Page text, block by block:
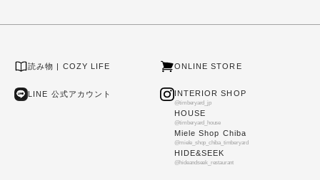
読み物 | COZY LIFE ONLINE STORE
LINE 公式アカウント INTERIOR SHOP
@timberyard_jp
HOUSE
@timberyard_house
Miele Shop Chiba
@miele_shop_chiba_timberyard
HIDE&SEEK
@hideandseek_restaurant